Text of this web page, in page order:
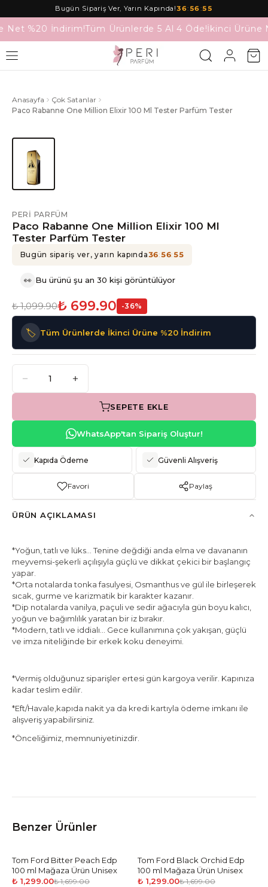
Bugün Sipariş Ver, Yarın Kapında!36:56:55
Net %20 İndirim!Tüm Ürünlerde 5 Al 4 Öde!İkinci Ürüne
Anasayfa
Çok Satanlar
Paco Rabanne One Million Elixir 100 Ml Tester Parfüm Tester
PERI PARFÜM
Paco Rabanne One Million Elixir 100 Ml
Tester Parfüm Tester
Bugün sipariş ver, yarın kapında36:56:55
👀 Bu ürünü şu an 30 kişi görüntülüyor
₺ 1,099.90₺ 699.90 -36%
🏷️ Tüm Ürünlerde İkinci Ürüne %20 İndirim
SEPETE EKLE
WhatsApp'tan Sipariş Oluştur!
Kapıda Ödeme Güvenli Alışveriş
Favori Paylaş
ÜRÜN AÇIKLAMASI
*Yoğun, tatlı ve lüks… Tenine değdiği anda elma ve davananın
meyvemsi-şekerli açılışıyla güçlü ve dikkat çekici bir başlangıç
yapar.
*Orta notalarda tonka fasulyesi, Osmanthus ve gül ile birleşerek
sıcak, gurme ve karizmatik bir karakter kazanır.
*Dip notalarda vanilya, paçuli ve sedir ağacıyla gün boyu kalıcı,
yoğun ve bağımlılık yaratan bir iz bırakır.
*Modern, tatlı ve iddialı… Gece kullanımına çok yakışan, güçlü
ve imza niteliğinde bir erkek koku deneyimi.
*Vermiş olduğunuz siparişler ertesi gün kargoya verilir. Kapınıza
kadar teslim edilir.
*Eft/Havale,kapıda nakit ya da kredi kartıyla ödeme imkanı ile
alışveriş yapabilirsiniz.
*Önceliğimiz, memnuniyetinizdir.
Benzer Ürünler
-24%
Tom Ford Bitter Peach Edp
100 ml Mağaza Ürün Unisex
₺ 1,299.00₺ 1,699.00
-24%
Tom Ford Black Orchid Edp
100 ml Mağaza Ürün Unisex
₺ 1,299.00₺ 1,699.00